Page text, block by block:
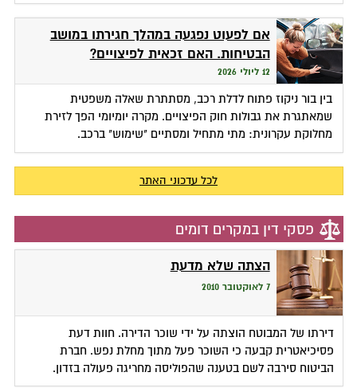
אם לפעוט נפגעה במהלך חגירתו במושב
הבטיחות. האם זכאית לפיצויים?
12 ליולי 2026
בין בור ניקוז פתוח לדלת רכב, מסתתרת שאלה משפטית
שמאתגרת את גבולות חוק הפיצויים. מקרה יומיומי הפך לזירת
מחלוקת עקרונית: מתי מתחיל ומסתיים "שימוש" ברכב.
לכל עדכוני האתר
פסקי דין במקרים דומים
הצתה שלא מדעת
7 לאוקטובר 2010
דירתו של המבוטח הוצתה על ידי שוכר הדירה. חוות דעת
פסיכיאטרית קבעה כי השוכר פעל מתוך מחלת נפש. חברת
הביטוח סירבה לשם בטענה שהפוליסה מחריגה פעולה בזדון.